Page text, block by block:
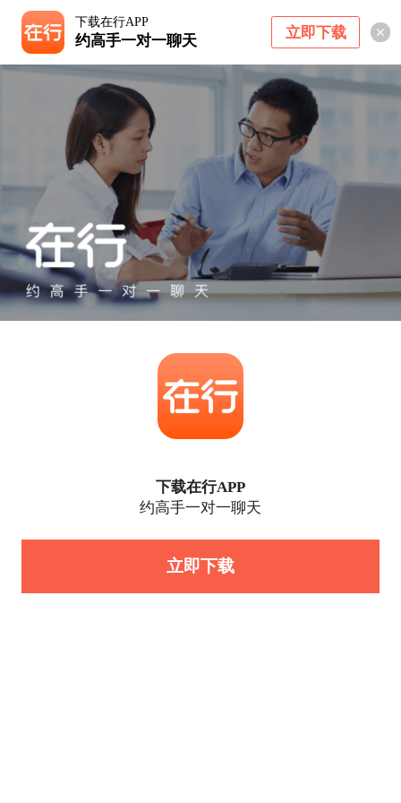
下载在行APP
约高手一对一聊天 立即下载
下载在行APP
约高手一对一聊天
立即下载